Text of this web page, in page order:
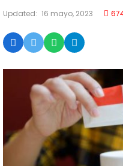
Updated: 16 mayo, 2023